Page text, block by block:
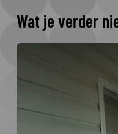
Wat je verder